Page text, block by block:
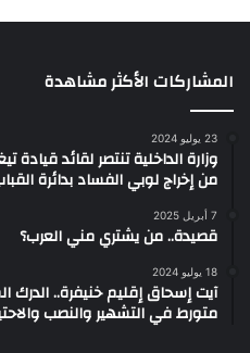
المشاركات الأكثر مشاهدة
23 يوليو 2024
وزارة الداخلية تنتصر لقائد
من إخراج لوبي الفساد بدائرة
7 أبريل 2025
قصيدة.. من يشتري مني العرب؟
18 يوليو 2024
آيت إسحاق إقليم خنيفرة.. الدرك
متورط في التشهير والنصب